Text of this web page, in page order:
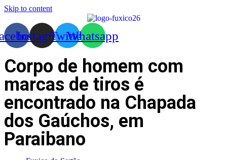
Skip to content
InstagramTwitterWhatsapp
Corpo de homem com
marcas de tiros é
encontrado na Chapada
dos Gaúchos, em
Paraibano